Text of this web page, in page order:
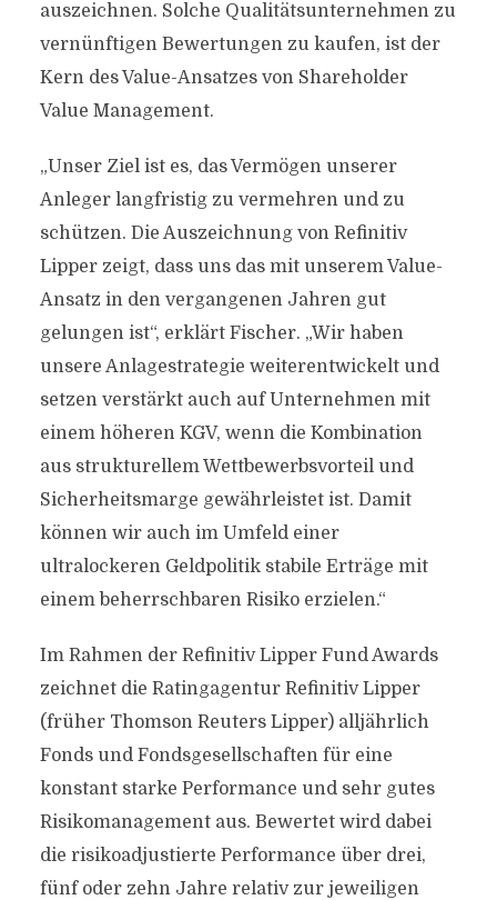
auszeichnen. Solche Qualitätsunternehmen zu
vernünftigen Bewertungen zu kaufen, ist der
Kern des Value-Ansatzes von Shareholder
Value Management.
„Unser Ziel ist es, das Vermögen unserer
Anleger langfristig zu vermehren und zu
schützen. Die Auszeichnung von Refinitiv
Lipper zeigt, dass uns das mit unserem Value-
Ansatz in den vergangenen Jahren gut
gelungen ist“, erklärt Fischer. „Wir haben
unsere Anlagestrategie weiterentwickelt und
setzen verstärkt auch auf Unternehmen mit
einem höheren KGV, wenn die Kombination
aus strukturellem Wettbewerbsvorteil und
Sicherheitsmarge gewährleistet ist. Damit
können wir auch im Umfeld einer
ultralockeren Geldpolitik stabile Erträge mit
einem beherrschbaren Risiko erzielen.“
Im Rahmen der Refinitiv Lipper Fund Awards
zeichnet die Ratingagentur Refinitiv Lipper
(früher Thomson Reuters Lipper) alljährlich
Fonds und Fondsgesellschaften für eine
konstant starke Performance und sehr gutes
Risikomanagement aus. Bewertet wird dabei
die risikoadjustierte Performance über drei,
fünf oder zehn Jahre relativ zur jeweiligen